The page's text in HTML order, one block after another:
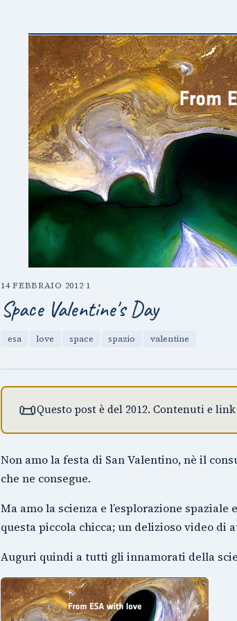
14 FEBBRAIO 2012·1
Space Valentine's Day
esa love space spazio valentine
📜Questo post è del 2012. Contenuti e
Non amo la festa di San Valentino, nè il
che ne consegue.
Ma amo la scienza e l’esplorazione
questa piccola chicca; un delizioso video di
Auguri quindi a tutti gli innamorati della